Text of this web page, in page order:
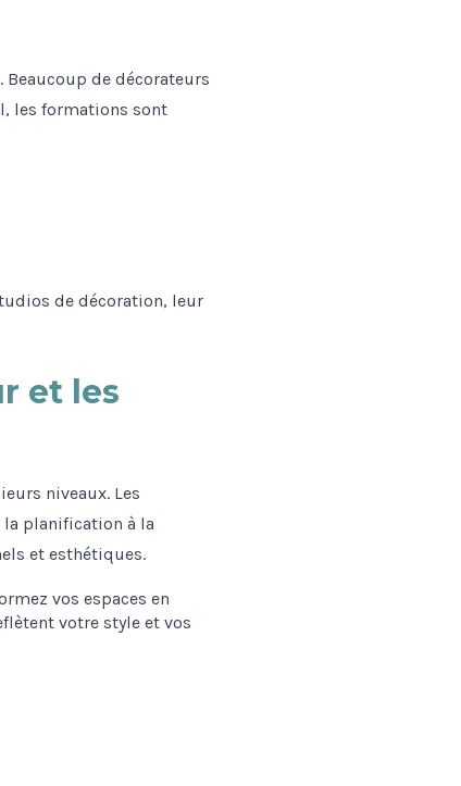
de décorateurs
les formations sont
de décoration, leur
et les
niveaux. Les
planification à la
et esthétiques.